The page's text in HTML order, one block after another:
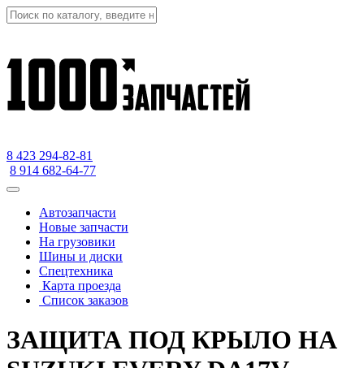
8 423 294-82-81
8 914 682-64-77
Автозапчасти
Новые запчасти
На грузовики
Шины и диски
Спецтехника
Карта проезда
Список заказов
ЗАЩИТА ПОД КРЫЛО НА